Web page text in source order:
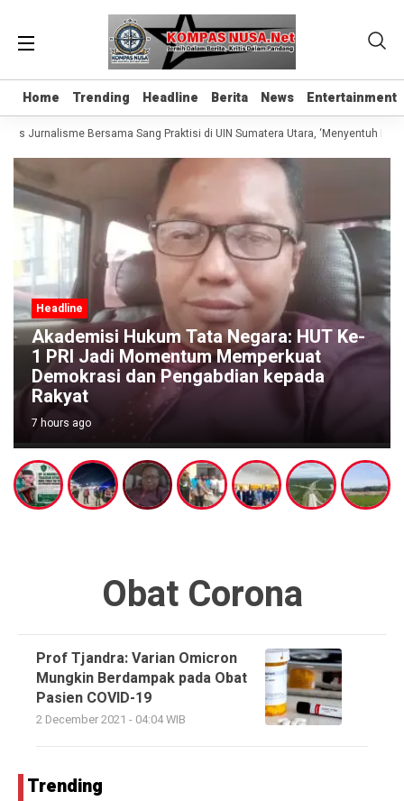
Home Trending Headline Berita News Entertainment
Home Trending Headline Berita News Entertainment
Jurnalisme Bersama Sang Praktisi di UIN Sumatera Utara, ‘Menyentuh Hati
Headline
Akademisi Hukum Tata Negara: HUT Ke-
1 PRI Jadi Momentum Memperkuat
Demokrasi dan Pengabdian kepada
Rakyat
7 hours ago
Obat Corona
Prof Tjandra: Varian Omicron
Mungkin Berdampak pada Obat
Pasien COVID-19
2 December 2021 - 04:04 WIB
Trending